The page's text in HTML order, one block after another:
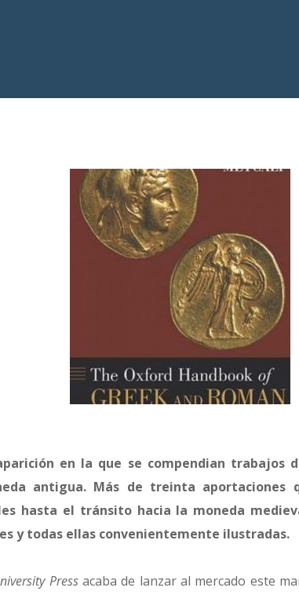
en la que se compendian trabajos
antigua. Más de treinta aportaciones
hasta el tránsito hacia la moneda
y todas ellas convenientemente ilustradas.
Pressacaba de lanzar al mercado este